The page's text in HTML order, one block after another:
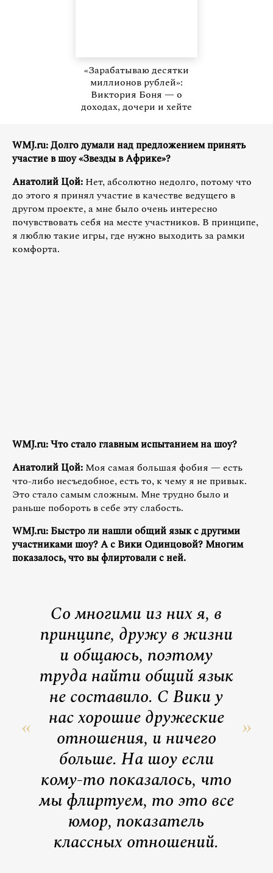
«Зарабатываю десятки
миллионов рублей»:
Виктория Боня — о
доходах, дочери и хейте
WMJ.ru: Долго думали над предложением принять
участие в шоу «Звезды в Африке»?
Анатолий Цой: Нет, абсолютно недолго, потому что
до этого я принял участие в качестве ведущего в
другом проекте, а мне было очень интересно
почувствовать себя на месте участников. В принципе,
я люблю такие игры, где нужно выходить за рамки
комфорта.
WMJ.ru: Что стало главным испытанием на шоу?
Анатолий Цой: Моя самая большая фобия — есть
что-либо несъедобное, есть то, к чему я не привык.
Это стало самым сложным. Мне трудно было и
раньше побороть в себе эту слабость.
WMJ.ru: Быстро ли нашли общий язык с другими
участниками шоу? А с Вики Одинцовой? Многим
показалось, что вы флиртовали с ней.
Со многими из них я, в
принципе, дружу в жизни
и общаюсь, поэтому
труда найти общий язык
не составило. С Вики у
нас хорошие дружеские
отношения, и ничего
больше. На шоу если
кому-то показалось, что
мы флиртуем, то это все
юмор, показатель
классных отношений.